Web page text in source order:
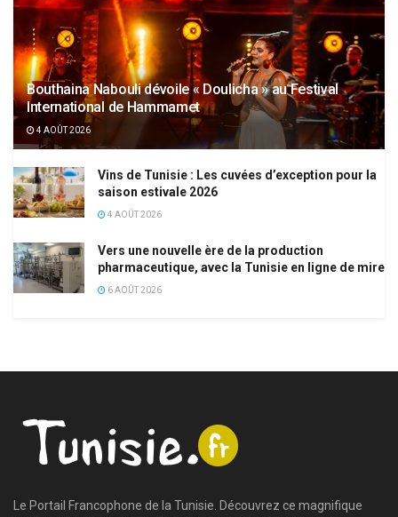
Bouthaina Nabouli dévoile « Doulicha » au Festival
International de Hammamet
4 AOÛT 2026
Vins de Tunisie : Les cuvées d’exception pour la
saison estivale 2026
4 AOÛT 2026
Vers une nouvelle ère de la production
pharmaceutique, avec la Tunisie en ligne de mire
6 AOÛT 2026
Le Portail Francophone de la Tunisie. Découvrez ce magnifique